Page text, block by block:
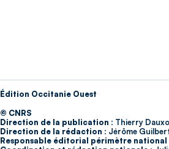
Édition Occitanie Ouest
© CNRS
Direction de la publication : Thierry
Direction de la rédaction : Jérôme
Responsable éditorial périmètre national